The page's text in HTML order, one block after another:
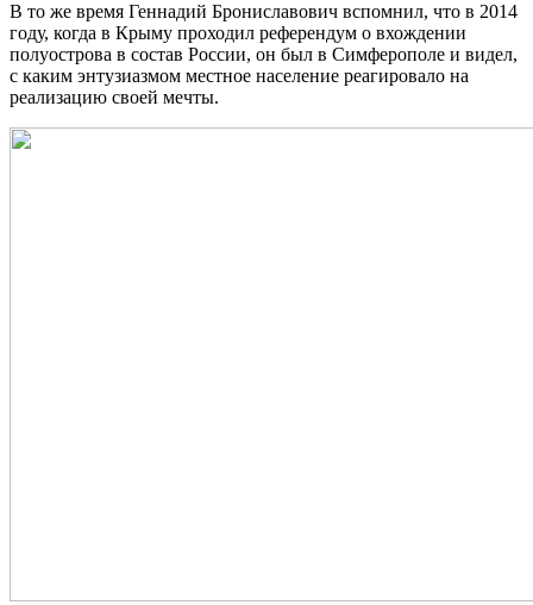
В то же время Геннадий Брониславович вспомнил, что в 2014
году, когда в Крыму проходил референдум о вхождении
полуострова в состав России, он был в Симферополе и видел,
с каким энтузиазмом местное население реагировало на
реализацию своей мечты.